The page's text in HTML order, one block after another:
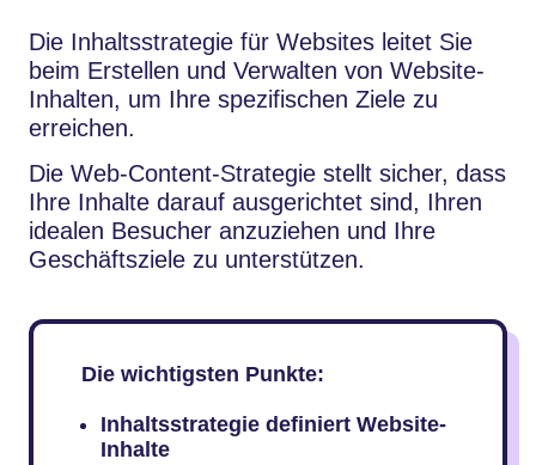
Die Inhaltsstrategie für Websites leitet Sie
beim Erstellen und Verwalten von Website-
Inhalten, um Ihre spezifischen Ziele zu
erreichen.
Die Web-Content-Strategie stellt sicher, dass
Ihre Inhalte darauf ausgerichtet sind, Ihren
idealen Besucher anzuziehen und Ihre
Geschäftsziele zu unterstützen.
Die wichtigsten Punkte:
Inhaltsstrategie definiert Website-
Inhalte